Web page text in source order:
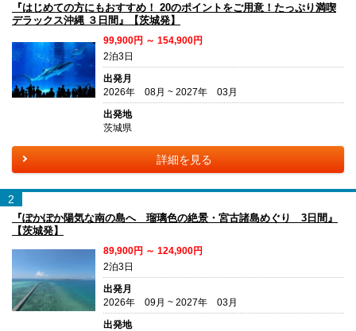
『はじめての方にもおすすめ！ 20のポイントをご用意！たっぷり満喫
デラックス沖縄 ３日間』【茨城発】
99,900円 ～ 154,900円
2泊3日
出発月
2026年 08月 ~ 2027年 03月
出発地
茨城県
詳細を見る
2
『ぽかぽか陽気な南の島へ 瑠璃色の絶景・宮古諸島めぐり 3日間』
【茨城発】
89,900円 ～ 124,900円
2泊3日
出発月
2026年 09月 ~ 2027年 03月
出発地